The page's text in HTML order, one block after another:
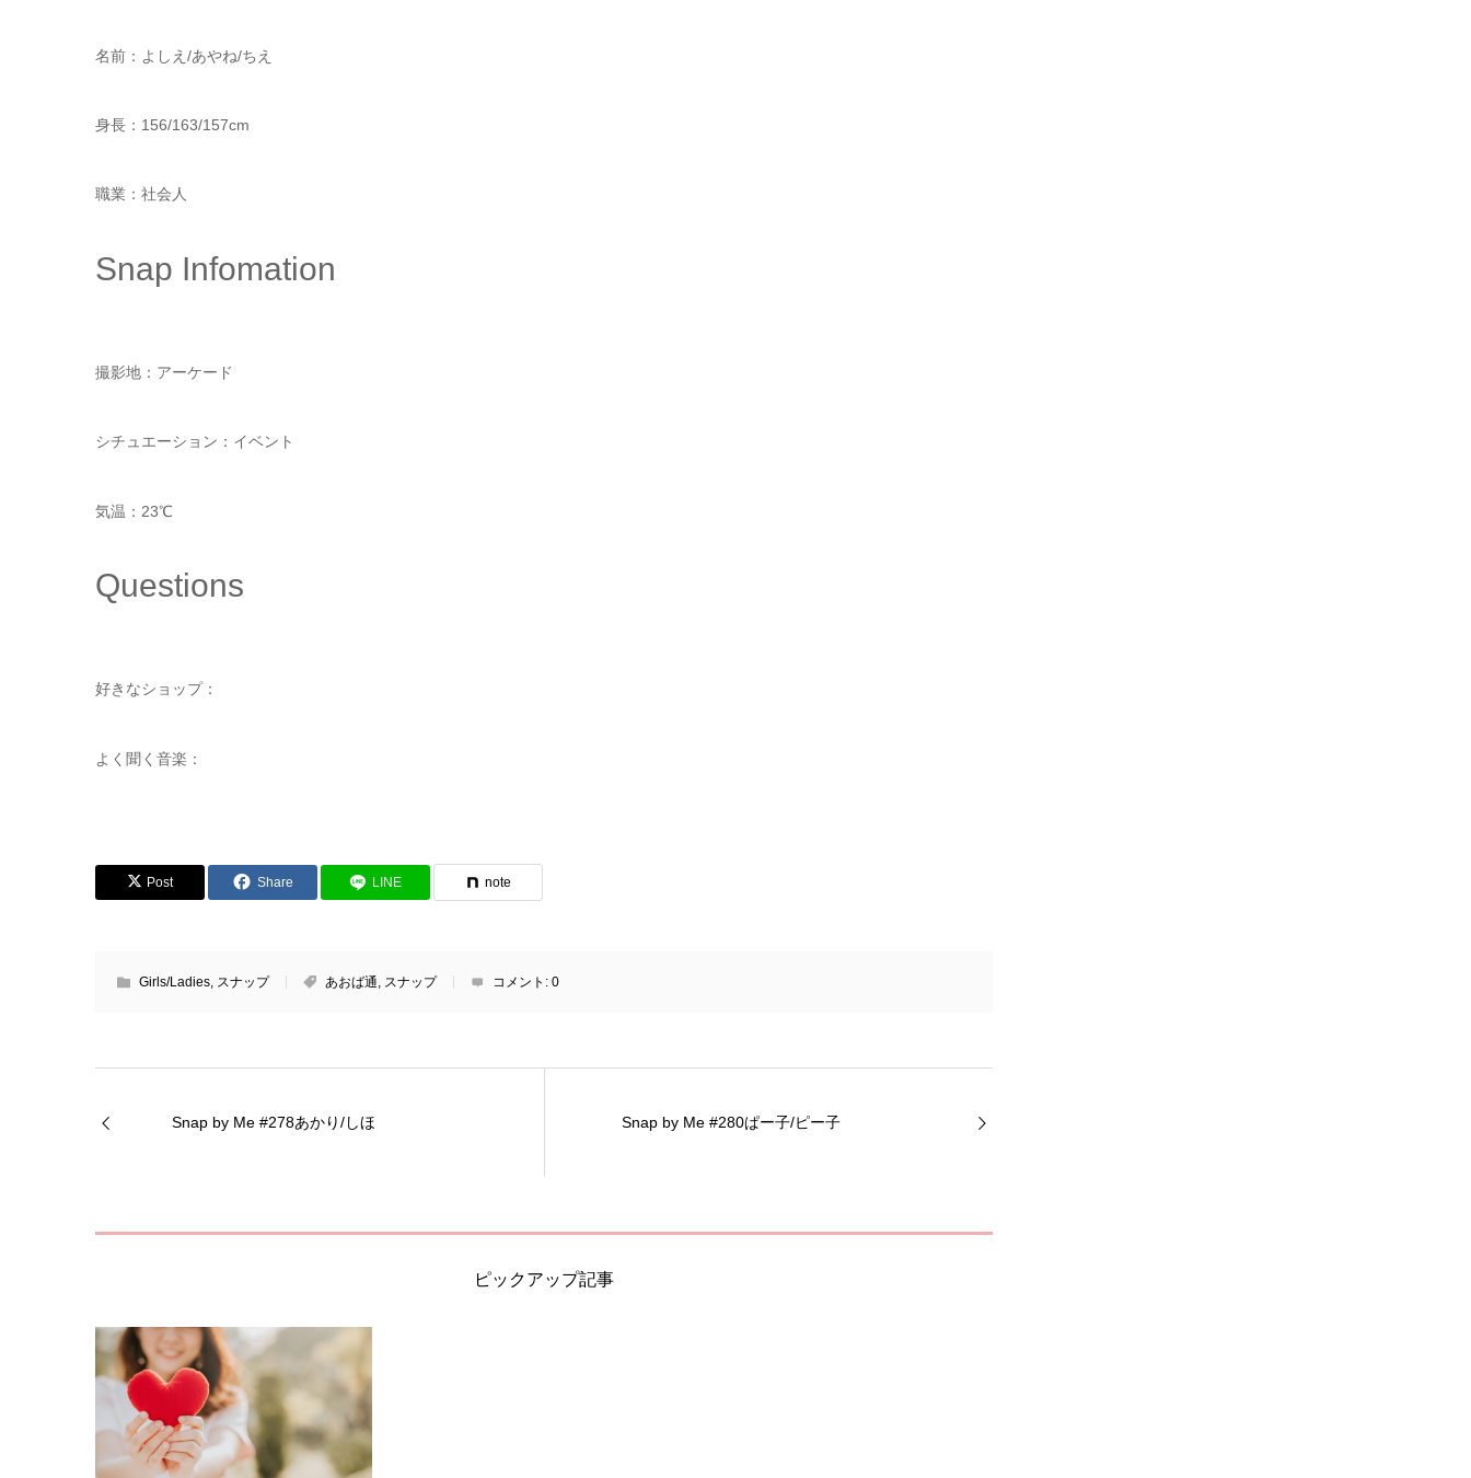
名前：よしえ/あやね/ちえ
身長：156/163/157cm
職業：社会人
Snap Infomation
撮影地：アーケード
シチュエーション：イベント
気温：23℃
Questions
好きなショップ：
よく聞く音楽：
Post Share LINE note
Girls/Ladies, スナップ あおば通, スナップ コメント: 0
Snap by Me #278あかり/しほ Snap by Me #280ぱー子/ピー子
ピックアップ記事